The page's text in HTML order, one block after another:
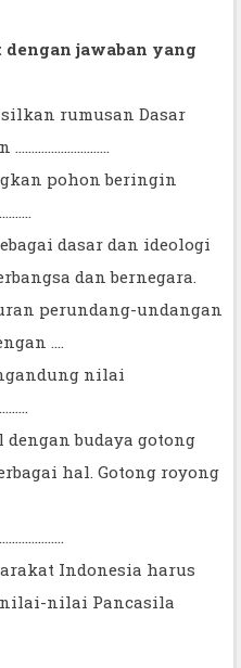
jawaban yang
rumusan Dasar
pohon beringin
dasar dan ideologi
dan bernegara.
perundang-undangan
….
nilai
budaya gotong
hal. Gotong royong
Indonesia harus
nilai Pancasila